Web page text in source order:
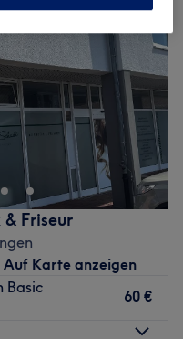
Friseur
Auf Karte anzeigen
Basic
60 €